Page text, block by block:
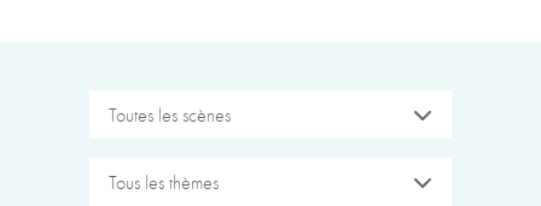
Toutes les scènes
Tous les thèmes